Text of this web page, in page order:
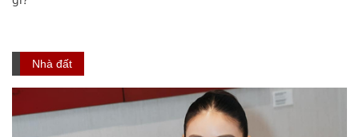
Nhà đất